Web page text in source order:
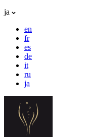
ja
en
fr
es
de
it
ru
ja